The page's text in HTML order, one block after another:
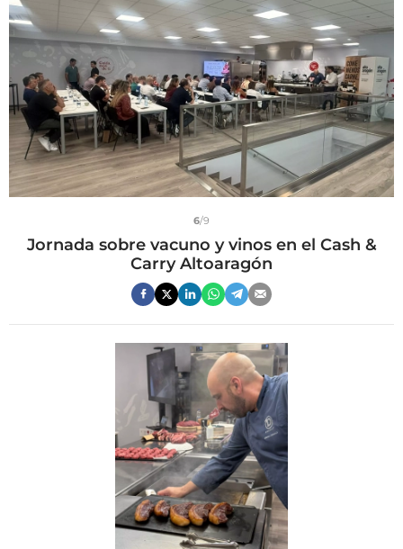
6/9
Jornada sobre vacuno y vinos en el Cash &
Carry Altoaragón